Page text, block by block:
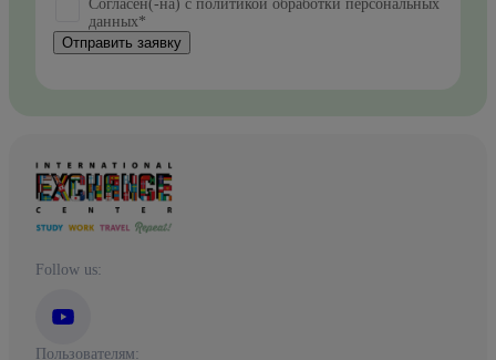
Согласен(-на) с политикой обработки персональных
данных*
Отправить заявку
Follow us:
Пользователям: